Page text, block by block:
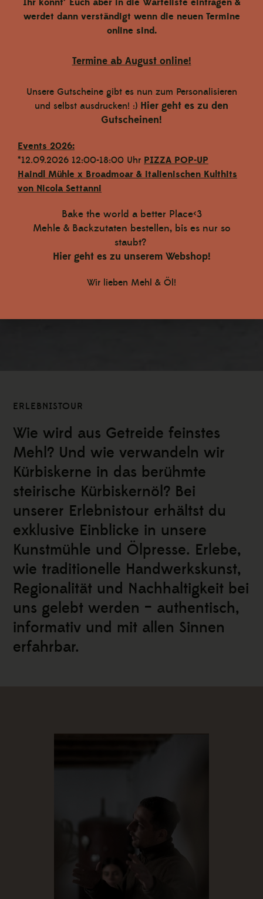
ERLEBNISTOUR
Wie wird aus Getreide feinstes
Mehl? Und wie verwandeln wir
Kürbiskerne in das berühmte
steirische Kürbiskernöl? Bei
unserer Erlebnistour erhältst du
exklusive Einblicke in unsere
Kunstmühle und Ölpresse. Erlebe,
wie traditionelle Handwerkskunst,
Regionalität und Nachhaltigkeit bei
uns gelebt werden – authentisch,
informativ und mit allen Sinnen
erfahrbar.
Ihr könnt´ Euch aber in die Warteliste eintragen &
werdet dann verständigt wenn die neuen Termine
online sind.
Termine ab August online!
Unsere Gutscheine gibt es nun zum Personalisieren
und selbst ausdrucken! :) Hier geht es zu den
Gutscheinen!
Events 2026:
*12.09.2026 12:00-18:00 Uhr PIZZA POP-UP
Haindl Mühle x Broadmoar & italienischen Kulthits
von Nicola Settanni
Bake the world a better Place<3
Mehle & Backzutaten bestellen, bis es nur so
staubt?
Hier geht es zu unserem Webshop!
Wir lieben Mehl & Öl!